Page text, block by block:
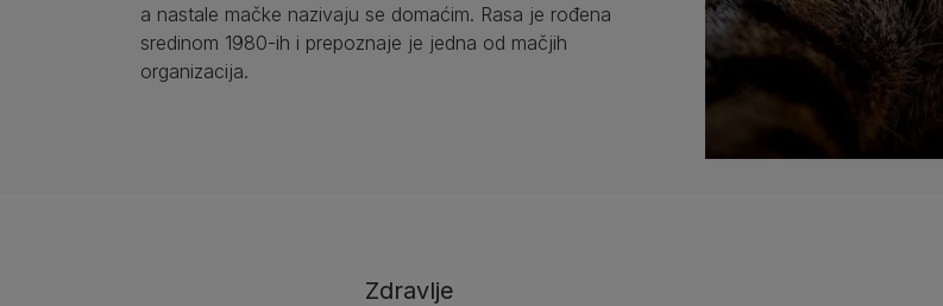
a nastale mačke nazivaju se domaćim. Rasa je rođena
sredinom 1980-ih i prepoznaje je jedna od mačjih
organizacija.
Zdravlje